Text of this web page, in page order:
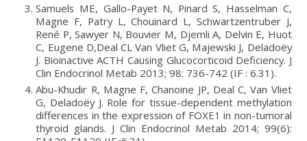
Samuels ME, Gallo-Payet N, Pinard S, Hasselman C,
Magne F, Patry L, Chouinard L, Schwartzentruber J,
René P, Sawyer N, Bouvier M, Djemli A, Delvin E, Huot
C, Eugene D,Deal CL Van Vliet G, Majewski J, Deladoëy
J. Bioinactive ACTH Causing Glucocorticoid Deficiency. J
Clin Endocrinol Metab 2013; 98: 736-742 (IF : 6.31).
Abu-Khudir R, Magne F, Chanoine JP, Deal C, Van Vliet
G, Deladoëy J. Role for tissue-dependent methylation
differences in the expression of FOXE1 in non-tumoral
thyroid glands. J Clin Endocrinol Metab 2014; 99(6):